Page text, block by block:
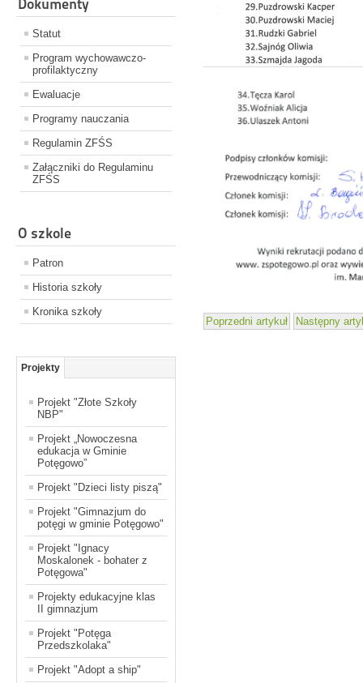
Dokumenty
Statut
Program wychowawczo-
profilaktyczny
Ewaluacje
Programy nauczania
Regulamin ZFŚS
Załączniki do Regulaminu
ZFŚS
O szkole
Patron
Historia szkoły
Kronika szkoły
Projekty
Projekt "Złote Szkoły
NBP"
Projekt „Nowoczesna
edukacja w Gminie
Potęgowo”
Projekt "Dzieci listy piszą"
Projekt "Gimnazjum do
potęgi w gminie Potęgowo"
Projekt "Ignacy
Moskalonek - bohater z
Potęgowa"
Projekty edukacyjne klas
II gimnazjum
Projekt "Potęga
Przedszkolaka"
Projekt "Adopt a ship"
Poprzedni artykuł Następny